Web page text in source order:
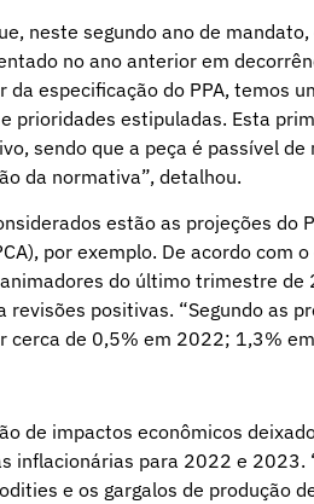
neste segundo ano de
no ano anterior em
da especificação do PPA, temos
prioridades estipuladas. Esta
sendo que a peça é passível
da normativa”, detalhou.
estão as projeções
por exemplo. De acordo com
do último trimestre
positivas. “Segundo as
cerca de 0,5% em 2022; 1,3%
de impactos econômicos
inflacionárias para 2022 e 2023.
e os gargalos de produção